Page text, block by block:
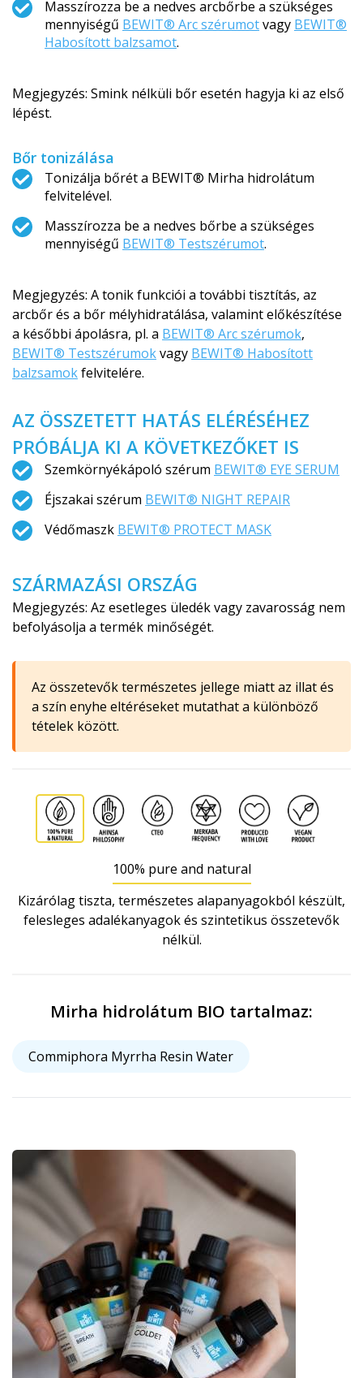
Masszírozza be a nedves arcbőrbe a szükséges
mennyiségű BEWIT® Arc szérumotvagy BEWIT®
Habosított balzsamot.
Megjegyzés: Smink nélküli bőr esetén hagyja ki az első
lépést.
Bőr tonizálása
Tonizálja bőrét a BEWIT® Mirha hidrolátum
felvitelével.
Masszírozza be a nedves bőrbe a szükséges
mennyiségű BEWIT® Testszérumot.
Megjegyzés: A tonik funkciói a további tisztítás, az
arcbőr és a bőr mélyhidratálása, valamint előkészítése
a későbbi ápolásra, pl. a BEWIT® Arc szérumok,
BEWIT® Testszérumokvagy BEWIT® Habosított
balzsamokfelvitelére.
AZ ÖSSZETETT HATÁS ELÉRÉSÉHEZ
PRÓBÁLJA KI A KÖVETKEZŐKET IS
Szemkörnyékápoló szérum BEWIT® EYE SERUM
Éjszakai szérum BEWIT® NIGHT REPAIR
Védőmaszk BEWIT® PROTECT MASK
SZÁRMAZÁSI ORSZÁG
Megjegyzés: Az esetleges üledék vagy zavarosság nem
befolyásolja a termék minőségét.
Az összetevők természetes jellege miatt az illat és
a szín enyhe eltéréseket mutathat a különböző
tételek között.
100% pure and natural
Kizárólag tiszta, természetes alapanyagokból készült,
felesleges adalékanyagok és szintetikus összetevők
nélkül.
Mirha hidrolátum BIO tartalmaz:
Commiphora Myrrha Resin Water